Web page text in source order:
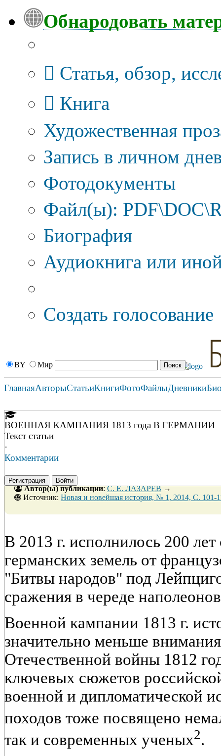
Обнародовать
Статья, обзор,
Книга
Художественная
Запись в личном
Фотодокументы
Файл(ы):
Биография
Аудиокнига или
Создать голосование
BY Мир
ГлавнаяАвторыСтатьиКнигиФотоФайлыДневники
ВОЕННАЯ КАМПАНИЯ 1813 года В ГЕРМАНИИ
Текст статьи
·
Комментарии
Регистрация Войти
Автор(ы) публикации:С. Е. ЛАЗАРЕВ→
Источник: Новая и новейшая история, № 1, 2014, C. 101-
В 2013 г. исполнилось 200
германских земель от
"Битвы народов" под
сражения в череде
Военной кампании 1813 г.
значительно меньше
Отечественной войны 1812
ключевых сюжетов
военной и дипломатической
походов тоже посвящено
так и современных ученых2.